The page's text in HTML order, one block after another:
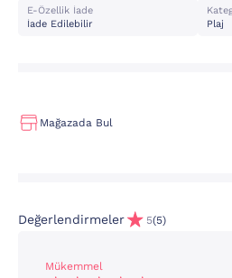
E-Özellik İade
İade Edilebilir
Plaj
Mağazada Bul
Değerlendirmeler 5(5)
Mükemmel